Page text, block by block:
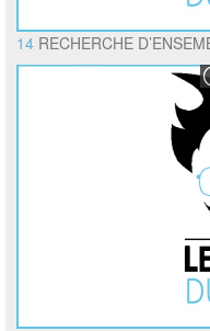
14 RECHERCHE